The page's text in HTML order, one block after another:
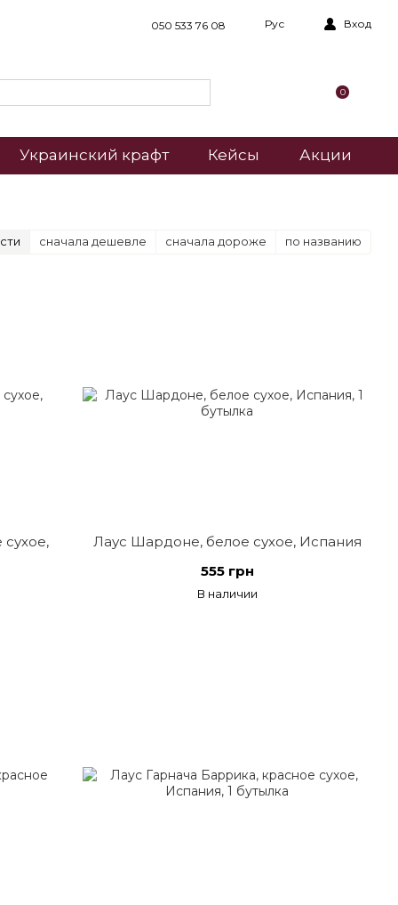
050 533 76 08 Рус Вход
0
Украинский крафт Кейсы Акции
сначала дешевле сначала дороже по названию
Лаус Шардоне, белое сухое, Испания
555 грн
В наличии